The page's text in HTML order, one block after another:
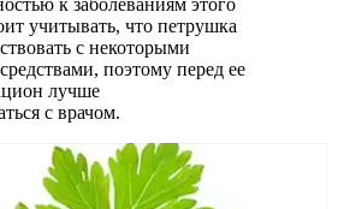
учитывать, что петрушка
с некоторыми
поэтому перед ее
лучше
с врачом.